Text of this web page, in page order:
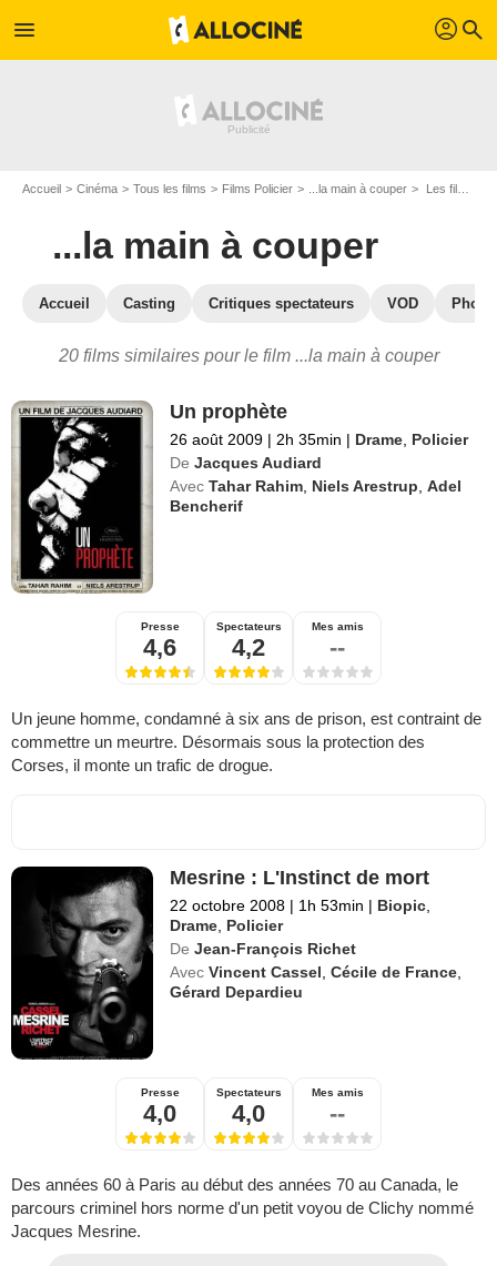
menu profil search
Accueil Cinéma Tous les films Films Policier ...la main à couper Les films similaires à "...la main à couper"
...la main à couper
Accueil Casting Critiques spectateurs VOD
20 films similaires pour le film ...la main à couper
Un prophète
26 août 2009 | 2h 35min | Drame Policier
De Jacques Audiard
Avec Tahar Rahim Niels Arestrup ,Adel
Bencherif
Presse
4,6
Spectateurs
4,2
Mes amis
--
Un jeune homme, condamné à six ans de prison, est contraint de
commettre un meurtre. Désormais sous la protection des
Corses, il monte un trafic de drogue.
Mesrine : L'Instinct de mort
22 octobre 2008 | 1h 53min | Biopic
Drame Policier
De Jean-François Richet
Avec Vincent Cassel ,Cécile de France
Gérard Depardieu
Presse
4,0
Spectateurs
4,0
Mes amis
--
Des années 60 à Paris au début des années 70 au Canada, le
parcours criminel hors norme d'un petit voyou de Clichy nommé
Jacques Mesrine.